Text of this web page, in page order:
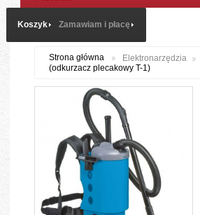
Strona główna Elektronarzędzia
(odkurzacz plecakowy T-1)
Koszyk Zamawiam i płacę